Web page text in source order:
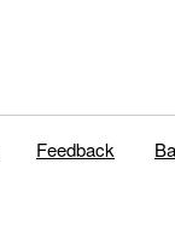
Feedback